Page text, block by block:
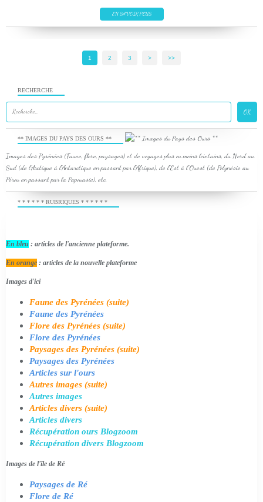
EN SAVOIR PLUS
1 2 3 > >>
RECHERCHE
** IMAGES DU PAYS DES OURS **
Images des Pyrénées (Faune, flore, paysages) et de voyages plus ou moins lointains, du Nord au
Sud (de l'Arctique à l'Antarctique en passant par l'Afrique), de l'Est à l'Ouest (de Polynésie au
Pérou en passant par la Papouasie), etc.
* * * * * * RUBRIQUES * * * * * *
En bleu : articles de l'ancienne plateforme.
En orange : articles de la nouvelle plateforme
Images d'ici
Faune des Pyrénées (suite)
Faune des Pyrénées
Flore des Pyrénées (suite)
Flore des Pyrénées
Paysages des Pyrénées (suite)
Paysages des Pyrénées
Articles sur l'ours
Autres images (suite)
Autres images
Articles divers (suite)
Articles divers
Récupération ours Blogzoom
Récupération divers Blogzoom
Images de l'île de Ré
Paysages de Ré
Flore de Ré